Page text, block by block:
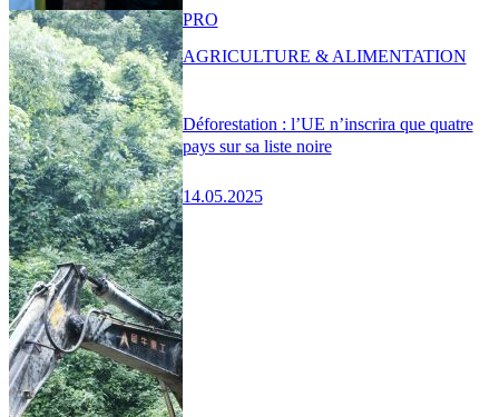
Déforestation : l’UE n’inscrira que quatre
pays sur sa liste noire
14.05.2025
PRO
AGRICULTURE & ALIMENTATION